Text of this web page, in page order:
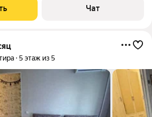
стиральная машина, микроволновая
Чат
5 этаж из 5